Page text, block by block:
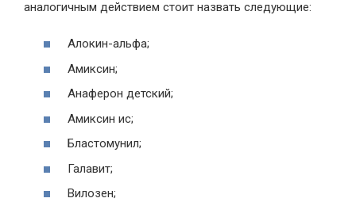
аналогичным действием стоит назвать следующие:
Алокин-альфа;
Амиксин;
Анаферон детский;
Амиксин ис;
Бластомунил;
Галавит;
Вилозен;